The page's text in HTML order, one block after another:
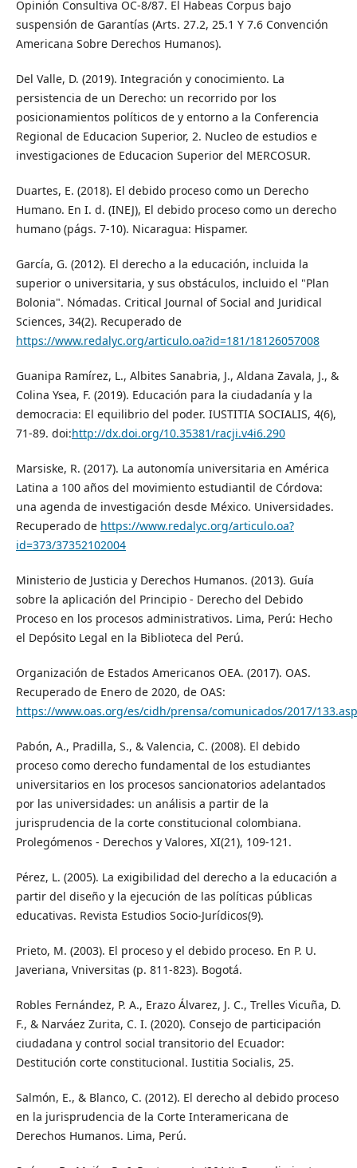
Opinión Consultiva OC-8/87. El Habeas Corpus bajo
suspensión de Garantías (Arts. 27.2, 25.1 Y 7.6 Convención
Americana Sobre Derechos Humanos).
Del Valle, D. (2019). Integración y conocimiento. La
persistencia de un Derecho: un recorrido por los
posicionamientos políticos de y entorno a la Conferencia
Regional de Educacion Superior, 2. Nucleo de estudios e
investigaciones de Educacion Superior del MERCOSUR.
Duartes, E. (2018). El debido proceso como un Derecho
Humano. En I. d. (INEJ), El debido proceso como un derecho
humano (págs. 7-10). Nicaragua: Hispamer.
García, G. (2012). El derecho a la educación, incluida la
superior o universitaria, y sus obstáculos, incluido el "Plan
Bolonia". Nómadas. Critical Journal of Social and Juridical
Sciences, 34(2). Recuperado de
https://www.redalyc.org/articulo.oa?id=181/18126057008
Guanipa Ramírez, L., Albites Sanabria, J., Aldana Zavala, J., &
Colina Ysea, F. (2019). Educación para la ciudadanía y la
democracia: El equilibrio del poder. IUSTITIA SOCIALIS, 4(6),
71-89. doi:http://dx.doi.org/10.35381/racji.v4i6.290
Marsiske, R. (2017). La autonomía universitaria en América
Latina a 100 años del movimiento estudiantil de Córdova:
una agenda de investigación desde México. Universidades.
Recuperado de https://www.redalyc.org/articulo.oa?
id=373/37352102004
Ministerio de Justicia y Derechos Humanos. (2013). Guía
sobre la aplicación del Principio - Derecho del Debido
Proceso en los procesos administrativos. Lima, Perú: Hecho
el Depósito Legal en la Biblioteca del Perú.
Organización de Estados Americanos OEA. (2017). OAS.
Recuperado de Enero de 2020, de OAS:
https://www.oas.org/es/cidh/prensa/comunicados/2017/133.asp
Pabón, A., Pradilla, S., & Valencia, C. (2008). El debido
proceso como derecho fundamental de los estudiantes
universitarios en los procesos sancionatorios adelantados
por las universidades: un análisis a partir de la
jurisprudencia de la corte constitucional colombiana.
Prolegómenos - Derechos y Valores, XI(21), 109-121.
Pérez, L. (2005). La exigibilidad del derecho a la educación a
partir del diseño y la ejecución de las políticas públicas
educativas. Revista Estudios Socio-Jurídicos(9).
Prieto, M. (2003). El proceso y el debido proceso. En P. U.
Javeriana, Vniversitas (p. 811-823). Bogotá.
Robles Fernández, P. A., Erazo Álvarez, J. C., Trelles Vicuña, D.
F., & Narváez Zurita, C. I. (2020). Consejo de participación
ciudadana y control social transitorio del Ecuador:
Destitución corte constitucional. Iustitia Socialis, 25.
Salmón, E., & Blanco, C. (2012). El derecho al debido proceso
en la jurisprudencia de la Corte Interamericana de
Derechos Humanos. Lima, Perú.